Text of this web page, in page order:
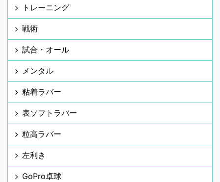
トレーニング
戦術
試合・オール
メンタル
粘着ラバー
表ソフトラバー
粒高ラバー
左利き
GoPro卓球